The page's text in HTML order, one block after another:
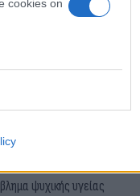
cookies on